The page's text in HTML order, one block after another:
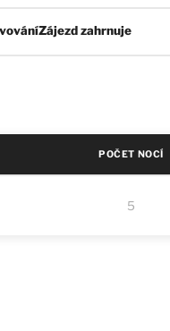
Zájezd zahrnuje
POČET NOCÍ
5